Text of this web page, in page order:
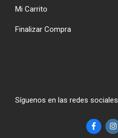
Mi Carrito
Finalizar Compra
Síguenos en las redes sociales